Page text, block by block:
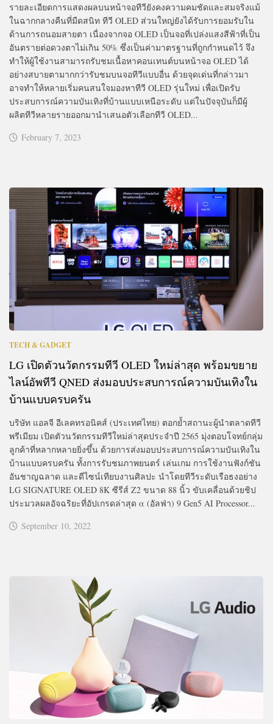
รายละเอียดการแสดงผลบนหน้าจอทีวียังคงความคมชัดและสมจริงแม้
ในฉากกลางคืนที่มืดสนิท ทีวี OLED ส่วนใหญ่ยังได้รับการยอมรับใน
ด้านการถนอมสายตา เนื่องจากจอ OLED เป็นจอที่เปล่งแสงสีฟ้าที่เป็น
อันตรายต่อดวงตาไม่เกิน 50% ซึ่งเป็นค่ามาตรฐานที่ถูกกำหนดไว้ จึง
ทำให้ผู้ใช้งานสามารถรับชมเนื้อหาคอนเทนต์บนหน้าจอ OLED ได้
อย่างสบายตามากกว่ารับชมบนจอทีวีแบบอื่น ด้วยจุดเด่นที่กล่าวมา
อาจทำให้หลายเริ่มคนสนใจมองหาทีวี OLED รุ่นใหม่ เพื่อเปิดรับ
ประสบการณ์ความบันเทิงที่บ้านแบบเหนือระดับ แต่ในปัจจุบันก็มีผู้
ผลิตทีวีหลายรายออกมานำเสนอตัวเลือกทีวี OLED...
February 7, 2023
TECH & GADGET
LG เปิดตัวนวัตกรรมทีวี OLED ใหม่ล่าสุด พร้อมขยาย
ไลน์อัพทีวี QNED ส่งมอบประสบการณ์ความบันเทิงใน
บ้านแบบครบครัน
บริษัท แอลจี อีเลคทรอนิคส์ (ประเทศไทย) ตอกย้ำสถานะผู้นำตลาดทีวี
พรีเมียม เปิดตัวนวัตกรรมทีวีใหม่ล่าสุดประจำปี 2565 มุ่งตอบโจทย์กลุ่ม
ลูกค้าที่หลากหลายยิ่งขึ้น ด้วยการส่งมอบประสบการณ์ความบันเทิงใน
บ้านแบบครบครัน ทั้งการรับชมภาพยนตร์ เล่นเกม การใช้งานฟังก์ชัน
อันชาญฉลาด และดีไซน์เทียบงานศิลปะ นำโดยทีวีระดับเรือธงอย่าง
LG SIGNATURE OLED 8K ซีรีส์ Z2 ขนาด 88 นิ้ว ขับเคลื่อนด้วยชิป
ประมวลผลอัจฉริยะที่อัปเกรดล่าสุด α (อัลฟ่า) 9 Gen5 AI Processor...
September 10, 2022